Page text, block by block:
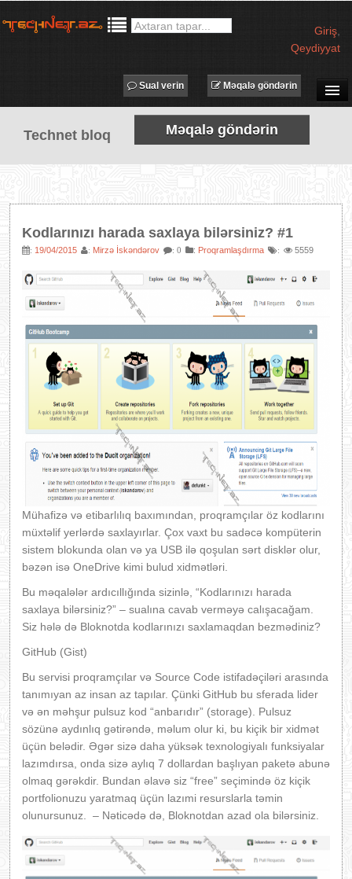
Giriş
Qeydiyyat
SUAL-CAVAB
TECHNET TV
MƏQALƏLƏR
AVADANLIQLAR
IT LÜĞƏT
XƏBƏRLƏR
Məqalə göndərin
Sual verin
Technet bloq Məqalə göndərin
Kodlarınızı harada saxlaya bilərsiniz? #1
: 19/04/2015 : Mirzə İskəndərov : 0 : Proqramlaşdırma : 5559
Mühafizə və etibarlılıq baxımından, proqramçılar öz kodlarını
müxtəlif yerlərdə saxlayırlar. Çox vaxt bu sadəcə kompüterin
sistem blokunda olan və ya USB ilə qoşulan sərt disklər olur,
bəzən isə OneDrive kimi bulud xidmətləri.
Bu məqalələr ardıcıllığında sizinlə, “Kodlarınızı harada
saxlaya bilərsiniz?” – sualına cavab verməyə calışacağam.
Siz hələ də Bloknotda kodlarınızı saxlamaqdan bezmədiniz?
GitHub (Gist)
Bu servisi proqramçılar və Source Code istifadəçiləri arasında
tanımıyan az insan az tapılar. Çünki GitHub bu sferada lider
və ən məhşur pulsuz kod “anbarıdır” (storage). Pulsuz
sözünə aydınlıq gətirəndə, məlum olur ki, bu kiçik bir xidmət
üçün belədir. Əgər sizə daha yüksək texnologiyalı funksiyalar
lazımdırsa, onda sizə aylıq 7 dollardan başlıyan paketə abunə
olmaq gərəkdir. Bundan əlavə siz “free” seçimində öz kiçik
portfolionuzu yaratmaq üçün lazımi resurslarla təmin
olunursunuz. – Nəticədə də, Bloknotdan azad ola bilərsiniz.